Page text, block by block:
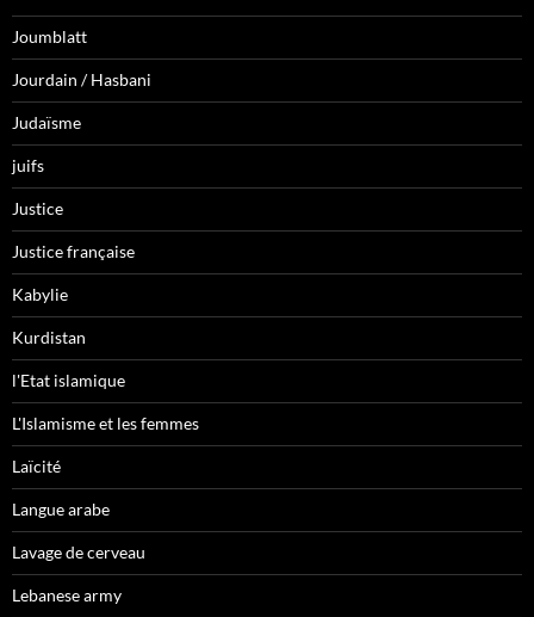
Joumblatt
Jourdain / Hasbani
Judaïsme
juifs
Justice
Justice française
Kabylie
Kurdistan
l'Etat islamique
L'Islamisme et les femmes
Laïcité
Langue arabe
Lavage de cerveau
Lebanese army